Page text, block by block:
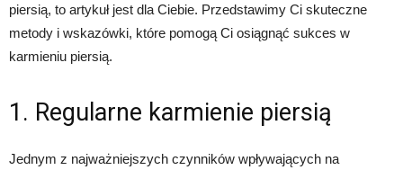
piersią, to artykuł jest dla Ciebie. Przedstawimy Ci skuteczne
metody i wskazówki, które pomogą Ci osiągnąć sukces w
karmieniu piersią.
1. Regularne karmienie piersią
Jednym z najważniejszych czynników wpływających na